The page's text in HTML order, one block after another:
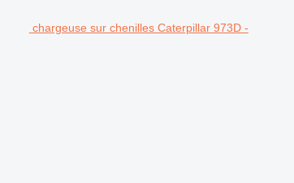
chargeuse sur chenilles Caterpillar 973D -